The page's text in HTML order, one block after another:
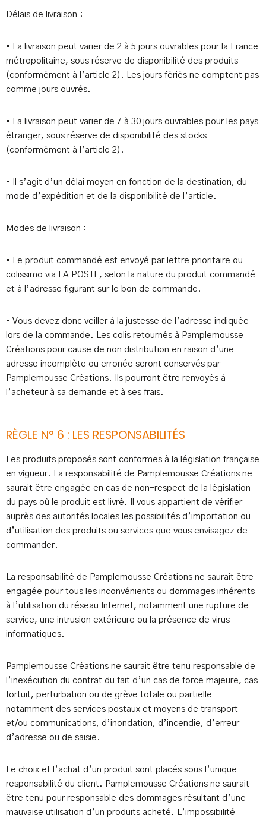
Délais de livraison :
• La livraison peut varier de 2 à 5 jours ouvrables pour la France
métropolitaine, sous réserve de disponibilité des produits
(conformément à l’article 2). Les jours fériés ne comptent pas
comme jours ouvrés.
• La livraison peut varier de 7 à 30 jours ouvrables pour les pays
étranger, sous réserve de disponibilité des stocks
(conformément à l’article 2).
• Il s’agit d’un délai moyen en fonction de la destination, du
mode d’expédition et de la disponibilité de l’article.
Modes de livraison :
• Le produit commandé est envoyé par lettre prioritaire ou
colissimo via LA POSTE, selon la nature du produit commandé
et à l’adresse figurant sur le bon de commande.
• Vous devez donc veiller à la justesse de l’adresse indiquée
lors de la commande. Les colis retournés à Pamplemousse
Créations pour cause de non distribution en raison d’une
adresse incomplète ou erronée seront conservés par
Pamplemousse Créations. Ils pourront être renvoyés à
l’acheteur à sa demande et à ses frais.
RÈGLE N° 6 : LES RESPONSABILITÉS
Les produits proposés sont conformes à la législation française
en vigueur. La responsabilité de Pamplemousse Créations ne
saurait être engagée en cas de non-respect de la législation
du pays où le produit est livré. Il vous appartient de vérifier
auprès des autorités locales les possibilités d’importation ou
d’utilisation des produits ou services que vous envisagez de
commander.
La responsabilité de Pamplemousse Créations ne saurait être
engagée pour tous les inconvénients ou dommages inhérents
à l’utilisation du réseau Internet, notamment une rupture de
service, une intrusion extérieure ou la présence de virus
informatiques.
Pamplemousse Créations ne saurait être tenu responsable de
l’inexécution du contrat du fait d’un cas de force majeure, cas
fortuit, perturbation ou de grève totale ou partielle
notamment des services postaux et moyens de transport
et/ou communications, d’inondation, d’incendie, d’erreur
d’adresse ou de saisie.
Le choix et l’achat d’un produit sont placés sous l’unique
responsabilité du client. Pamplemousse Créations ne saurait
être tenu pour responsable des dommages résultant d’une
mauvaise utilisation d’un produits acheté. L’impossibilité